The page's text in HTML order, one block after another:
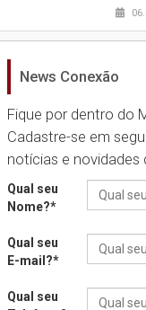
News Conexão
Fique por dentro do
Cadastre-se em
notícias e novidades
Qual seu
Nome?*
Qual seu
E-mail?*
Qual seu